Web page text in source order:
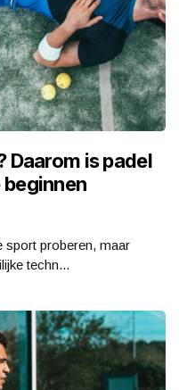
Daarom is padel
sport proberen, maar
techn...